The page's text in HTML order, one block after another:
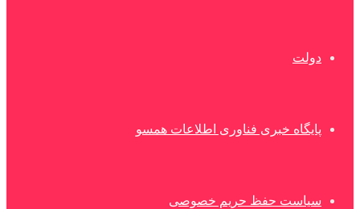
دولت
پایگاه خبری فناوری اطلاعات همسو
سیاست حفظ حریم خصوصی